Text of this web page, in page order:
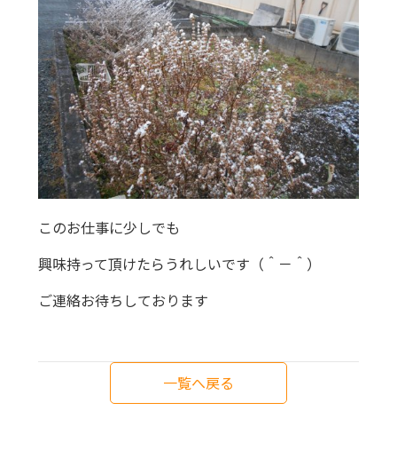
このお仕事に少しでも
興味持って頂けたらうれしいです（＾－＾）
ご連絡お待ちしております
一覧へ戻る